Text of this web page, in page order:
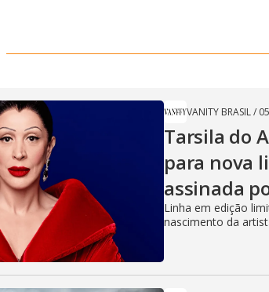
VANITY BRASIL/
Tarsila do
para nova
assinada
Linha em edição
nascimento da